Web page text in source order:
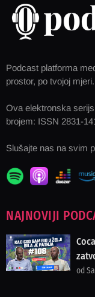
Podcast platforma
prostor, po tvojoj mjeri.
Ova elektronska
brojem: ISSN 2831-
Slušajte nas na svim
NAJNOVIJI
od